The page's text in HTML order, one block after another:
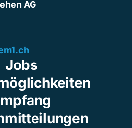
AG
Jobs